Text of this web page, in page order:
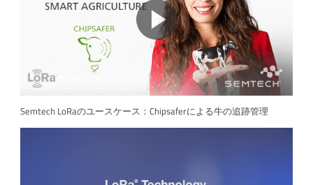
Semtech LoRaのユースケース：Chipsaferによる牛の追跡管理